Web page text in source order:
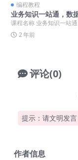
编程教程
业务知识一站通，数
的第一堂企业实战课
课程名称 业务知识一站
析师的第一堂企业实战课
这门课程适合：...
2 年前
评论(0)
提示：请文明发言
作者信息